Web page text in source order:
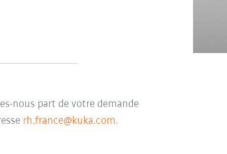
nous part de votre demande
rh.france@kuka.com.